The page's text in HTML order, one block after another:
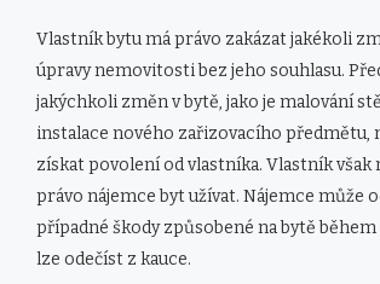
Vlastník bytu má právo zakázat jakékoli
úpravy nemovitosti bez jeho souhlasu.
jakýchkoli změn v bytě, jako je malování
instalace nového zařizovacího předmětu,
získat povolení od vlastníka. Vlastník
právo nájemce byt užívat. Nájemce může
případné škody způsobené na bytě
lze odečíst z kauce.